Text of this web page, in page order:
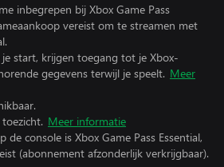
inbegrepen bij Xbox Game Pass
vereist om te streamen met
start, krijgen toegang tot je Xbox-
gegevens terwijl je speelt. Meer
Meer informatie
console is Xbox Game Pass Essential,
(abonnement afzonderlijk verkrijgbaar).